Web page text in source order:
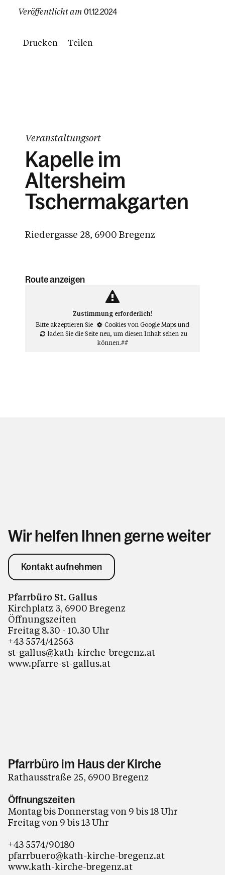
Veröffentlicht am 01.12.2024
Drucken Teilen
Veranstaltungsort
Kapelle im
Altersheim
Tschermakgarten
Riedergasse 28, 6900 Bregenz
Route anzeigen
Zustimmung erforderlich!
Bitte akzeptieren Sie
Cookies von Google Mapsund
laden Sie die Seite neu, um diesen Inhalt sehen zu
können.##
Wir helfen Ihnen gerne weiter
Kontakt aufnehmen
Pfarrbüro St. Gallus
Kirchplatz 3, 6900 Bregenz
Öffnungszeiten
Freitag 8.30 - 10.30 Uhr
+43 5574/42563
st-gallus@kath-kirche-bregenz.at
www.pfarre-st-gallus.at
Pfarrbüro im Haus der Kirche
Rathausstraße 25, 6900 Bregenz
Öffnungszeiten
Montag bis Donnerstag von 9 bis 18 Uhr
Freitag von 9 bis 13 Uhr
+43 5574/90180
pfarrbuero@kath-kirche-bregenz.at
www.kath-kirche-bregenz.at